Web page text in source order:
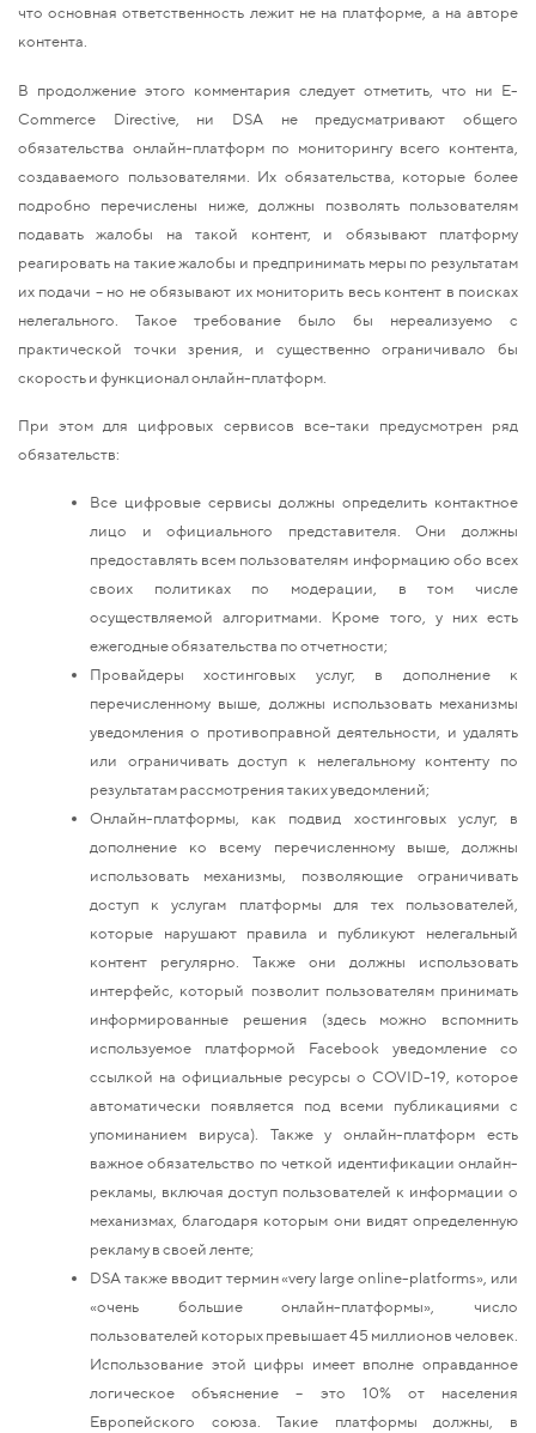
что основная ответственность лежит не на платформе, а на авторе
контента.
В продолжение этого комментария следует отметить, что ни E-
Commerce Directive, ни DSA не предусматривают общего
обязательства онлайн-платформ по мониторингу всего контента,
создаваемого пользователями. Их обязательства, которые более
подробно перечислены ниже, должны позволять пользователям
подавать жалобы на такой контент, и обязывают платформу
реагировать на такие жалобы и предпринимать меры по результатам
их подачи – но не обязывают их мониторить весь контент в поисках
нелегального. Такое требование было бы нереализуемо с
практической точки зрения, и существенно ограничивало бы
скорость и функционал онлайн-платформ.
При этом для цифровых сервисов все-таки предусмотрен ряд
обязательств:
Все цифровые сервисы должны определить контактное
лицо и официального представителя. Они должны
предоставлять всем пользователям информацию обо всех
своих политиках по модерации, в том числе
осуществляемой алгоритмами. Кроме того, у них есть
ежегодные обязательства по отчетности;
Провайдеры хостинговых услуг, в дополнение к
перечисленному выше, должны использовать механизмы
уведомления о противоправной деятельности, и удалять
или ограничивать доступ к нелегальному контенту по
результатам рассмотрения таких уведомлений;
Онлайн-платформы, как подвид хостинговых услуг, в
дополнение ко всему перечисленному выше, должны
использовать механизмы, позволяющие ограничивать
доступ к услугам платформы для тех пользователей,
которые нарушают правила и публикуют нелегальный
контент регулярно. Также они должны использовать
интерфейс, который позволит пользователям принимать
информированные решения (здесь можно вспомнить
используемое платформой Facebook уведомление со
ссылкой на официальные ресурсы о COVID-19, которое
автоматически появляется под всеми публикациями с
упоминанием вируса). Также у онлайн-платформ есть
важное обязательство по четкой идентификации онлайн-
рекламы, включая доступ пользователей к информации о
механизмах, благодаря которым они видят определенную
рекламу в своей ленте;
DSA также вводит термин «very large online-platforms», или
«очень большие онлайн-платформы», число
пользователей которых превышает 45 миллионов человек.
Использование этой цифры имеет вполне оправданное
логическое объяснение – это 10% от населения
Европейского союза. Такие платформы должны, в